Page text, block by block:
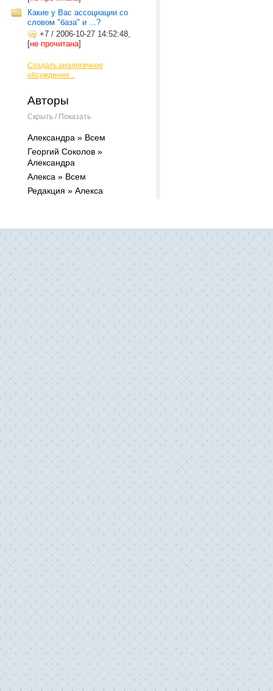
Какие у Вас ассоциации со
словом "база" и ...?
+7 / 2006-10-27 14:52:48,
[не прочитана]
Создать аналогичное
обсуждение...
Авторы
Скрыть / Показать
Александра » Всем
Георгий Соколов »
Александра
Алекса » Всем
Редакция » Алекса